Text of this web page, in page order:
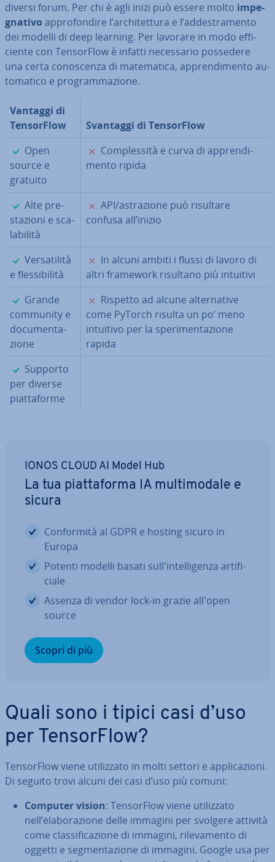
diversi forum. Per chi è agli inizi può essere molto im­pe­
gna­ti­vo ap­pro­fon­di­re l’ar­chi­tet­tu­ra e l’ad­de­stra­men­to
dei modelli di deep learning. Per lavorare in modo ef­fi­
cien­te con Ten­sor­Flow è infatti ne­ces­sa­rio possedere
una certa co­no­scen­za di ma­te­ma­ti­ca, ap­pren­di­men­to au­
to­ma­ti­co e pro­gram­ma­zio­ne.
Vantaggi di
Ten­sor­Flow
Svantaggi di Ten­sor­Flow
✓
Open
source e
gratuito
✗
Com­ples­si­tà e curva di ap­pren­di­
men­to ripida
✓
Alte pre­
sta­zio­ni e sca­
la­bi­li­tà
✗
API/astra­zio­ne può risultare
confusa all’inizio
✓
Ver­sa­ti­li­tà
e fles­si­bi­li­tà
✗
In alcuni ambiti i flussi di lavoro di
altri framework risultano più intuitivi
✓
Grande
community e
do­cu­men­ta­
zio­ne
✗
Rispetto ad alcune al­ter­na­ti­ve
come PyTorch risulta un po’ meno
intuitivo per la spe­ri­men­ta­zio­ne
rapida
✓
Supporto
per diverse
piat­ta­for­me
IONOS CLOUD AI Model Hub
La tua piat­ta­for­ma IA mul­ti­mo­da­le e
sicura
Con­for­mi­tà al GDPR e hosting sicuro in
Europa
Potenti modelli basati sul­l'in­tel­li­gen­za ar­ti­fi­
cia­le
Assenza di vendor lock-in grazie all'open
source
Scopri di più
Quali sono i tipici casi d’uso
per Ten­sor­Flow?
Ten­sor­Flow viene uti­liz­za­to in molti settori e ap­pli­ca­zio­ni.
Di seguito trovi alcuni dei casi d’uso più comuni:
Computer vision: Ten­sor­Flow viene uti­liz­za­to
nell’ela­bo­ra­zio­ne delle immagini per svolgere attività
come clas­si­fi­ca­zio­ne di immagini, ri­le­va­men­to di
oggetti e seg­men­ta­zio­ne di immagini. Google usa per